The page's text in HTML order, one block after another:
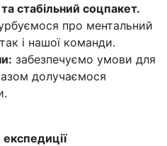
стабільний соцпакет.
про ментальний
і нашої команди.
забезпечуємо умови для
долучаємося
експедиції